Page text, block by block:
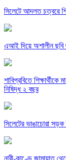
সিলেটে আদলত চত্বরে
এআই দিয়ে অশালীন ছবি
শাবিপ্রবিতে
নিষিদ্ধ ২ বছর
সিলেটের ভাঙাচোরা